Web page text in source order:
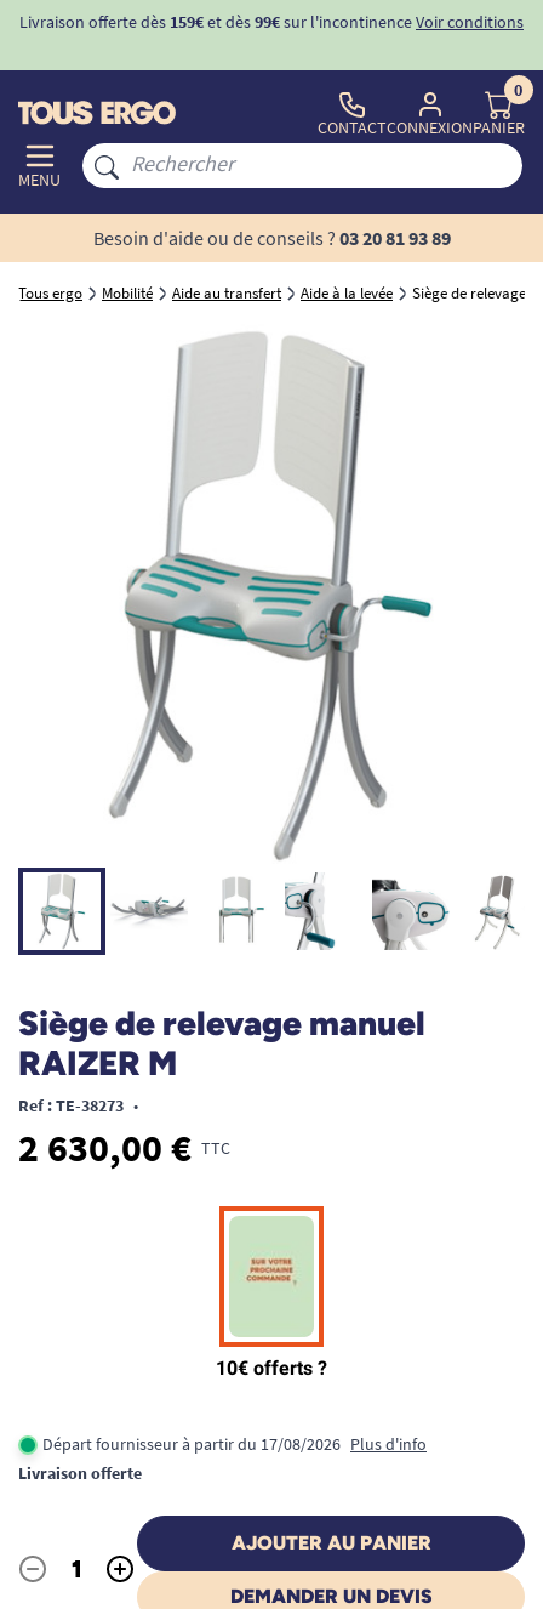
Livraison offerte dès 159€et dès99€sur l'incontinenceVoir conditions
MENU
CONTACTCONNEXION
0
PANIER
Besoin d'aide ou de conseils ? 03 20 81 93 89
Tous ergo Mobilité Aide au transfert Aide à la levée Siège de relevage
Siège de relevage manuel
RAIZER M
Ref : TE-38273 •
2 630,00 € TTC
Départ fournisseur à partir du 17/08/2026 Plus d'info
Livraison offerte
Quantité
- +
AJOUTER AU PANIER
DEMANDER UN DEVIS